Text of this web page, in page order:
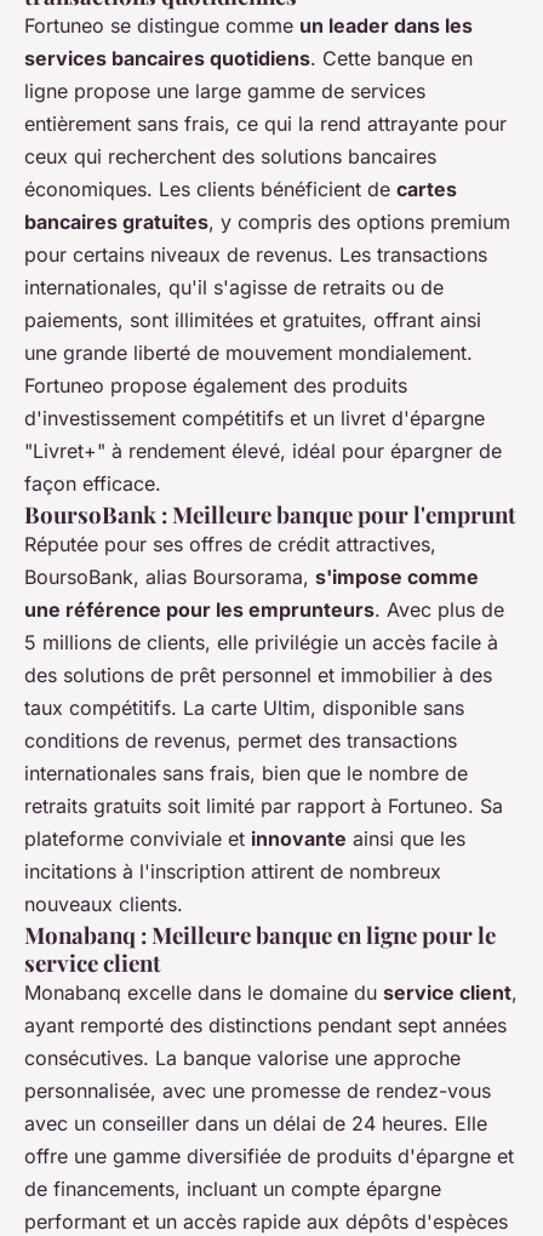
Fortuneo se distingue comme un leader dans les
services bancaires quotidiens. Cette banque en
ligne propose une large gamme de services
entièrement sans frais, ce qui la rend attrayante pour
ceux qui recherchent des solutions bancaires
économiques. Les clients bénéficient de cartes
bancaires gratuites, y compris des options premium
pour certains niveaux de revenus. Les transactions
internationales, qu'il s'agisse de retraits ou de
paiements, sont illimitées et gratuites, offrant ainsi
une grande liberté de mouvement mondialement.
Fortuneo propose également des produits
d'investissement compétitifs et un livret d'épargne
"Livret+" à rendement élevé, idéal pour épargner de
façon efficace.
BoursoBank : Meilleure banque pour l'emprunt
Réputée pour ses offres de crédit attractives,
BoursoBank, alias Boursorama, s'impose comme
une référence pour les emprunteurs. Avec plus de
5 millions de clients, elle privilégie un accès facile à
des solutions de prêt personnel et immobilier à des
taux compétitifs. La carte Ultim, disponible sans
conditions de revenus, permet des transactions
internationales sans frais, bien que le nombre de
retraits gratuits soit limité par rapport à Fortuneo. Sa
plateforme conviviale et innovante ainsi que les
incitations à l'inscription attirent de nombreux
nouveaux clients.
Monabanq : Meilleure banque en ligne pour le
service client
Monabanq excelle dans le domaine du service client,
ayant remporté des distinctions pendant sept années
consécutives. La banque valorise une approche
personnalisée, avec une promesse de rendez-vous
avec un conseiller dans un délai de 24 heures. Elle
offre une gamme diversifiée de produits d'épargne et
de financements, incluant un compte épargne
performant et un accès rapide aux dépôts d'espèces